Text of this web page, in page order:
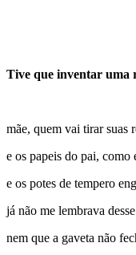
Tive que inventar uma
mãe, quem vai tirar suas
e os papeis do pai, como
e os potes de tempero
já não me lembrava
nem que a gaveta não